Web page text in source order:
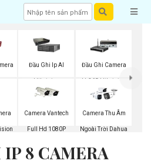
Đầu Ghi Ip AI
Hikvision
Đầu Ghi Camera
H.265 Hikvision
Camera Vantech
Full Hd 1080P
Camera Thu Âm
Ngoài Trời Dahua
8 CAMERA